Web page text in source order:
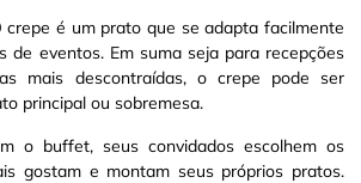
crepe é um prato que se adapta facilmente
de eventos. Em suma seja para recepções
mais descontraídas, o crepe pode ser
principal ou sobremesa.
o buffet, seus convidados escolhem os
gostam e montam seus próprios pratos.